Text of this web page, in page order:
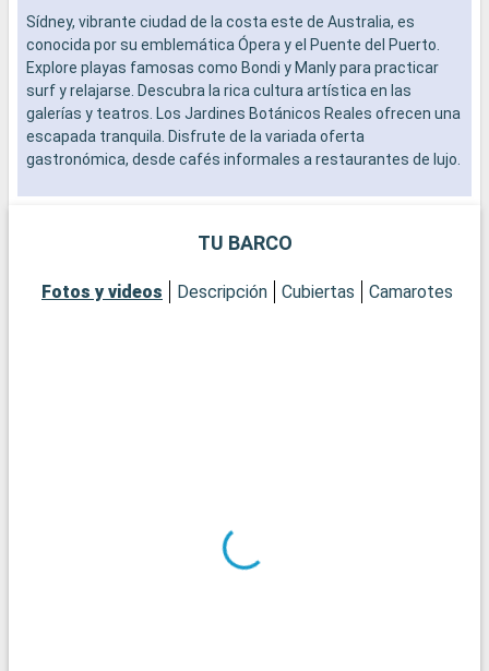
Sídney, vibrante ciudad de la costa este de Australia, es
conocida por su emblemática Ópera y el Puente del Puerto.
Explore playas famosas como Bondi y Manly para practicar
surf y relajarse. Descubra la rica cultura artística en las
galerías y teatros. Los Jardines Botánicos Reales ofrecen una
escapada tranquila. Disfrute de la variada oferta
gastronómica, desde cafés informales a restaurantes de lujo.
TU BARCO
Fotos y videos Descripción Cubiertas Camarotes